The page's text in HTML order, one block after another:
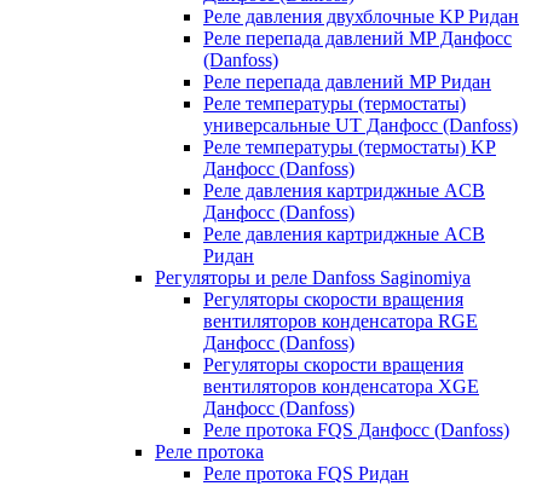
Реле давления двухблочные KP Ридан
Реле перепада давлений MP Данфосс
(Danfoss)
Реле перепада давлений MP Ридан
Реле температуры (термостаты)
универсальные UT Данфосс (Danfoss)
Реле температуры (термостаты) KP
Данфосс (Danfoss)
Реле давления картриджные ACB
Данфосс (Danfoss)
Реле давления картриджные ACB
Ридан
Регуляторы и реле Danfoss Saginomiya
Регуляторы скорости вращения
вентиляторов конденсатора RGE
Данфосс (Danfoss)
Регуляторы скорости вращения
вентиляторов конденсатора XGE
Данфосс (Danfoss)
Реле протока FQS Данфосс (Danfoss)
Реле протока
Реле протока FQS Ридан